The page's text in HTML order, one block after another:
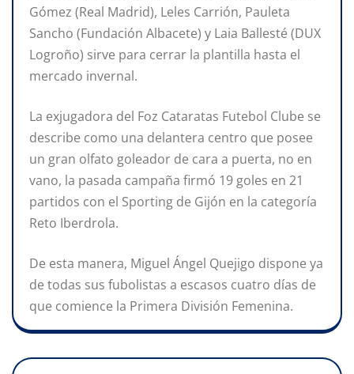
Gómez (Real Madrid), Leles Carrión, Pauleta
Sancho (Fundación Albacete) y Laia Ballesté (DUX
Logroño) sirve para cerrar la plantilla hasta el
mercado invernal.
La exjugadora del Foz Cataratas Futebol Clube se
describe como una delantera centro que posee
un gran olfato goleador de cara a puerta, no en
vano, la pasada campaña firmó 19 goles en 21
partidos con el Sporting de Gijón en la categoría
Reto Iberdrola.
De esta manera, Miguel Ángel Quejigo dispone ya
de todas sus fubolistas a escasos cuatro días de
que comience la Primera División Femenina.